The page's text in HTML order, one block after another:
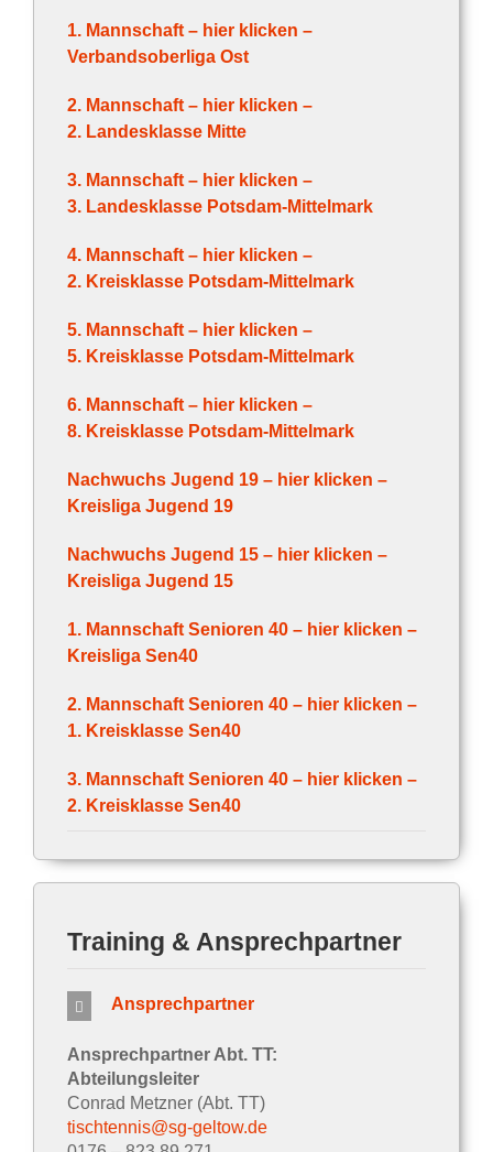
1. Mannschaft – hier klicken –
Verbandsoberliga Ost
2. Mannschaft – hier klicken –
2. Landesklasse Mitte
3. Mannschaft – hier klicken –
3. Landesklasse Potsdam-Mittelmark
4. Mannschaft – hier klicken –
2. Kreisklasse Potsdam-Mittelmark
5. Mannschaft – hier klicken –
5. Kreisklasse Potsdam-Mittelmark
6. Mannschaft – hier klicken –
8. Kreisklasse Potsdam-Mittelmark
Nachwuchs Jugend 19 – hier klicken –
Kreisliga Jugend 19
Nachwuchs Jugend 15 – hier klicken –
Kreisliga Jugend 15
1. Mannschaft Senioren 40 – hier klicken –
Kreisliga Sen40
2. Mannschaft Senioren 40– hier klicken –
1. Kreisklasse Sen40
3. Mannschaft Senioren 40 – hier klicken –
2. Kreisklasse Sen40
Training & Ansprechpartner
Ansprechpartner
Ansprechpartner Abt. TT:
Abteilungsleiter
Conrad Metzner (Abt. TT)
tischtennis@sg-geltow.de